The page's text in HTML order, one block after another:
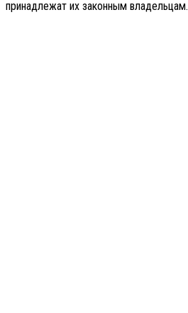
принадлежат их законным владельцам.